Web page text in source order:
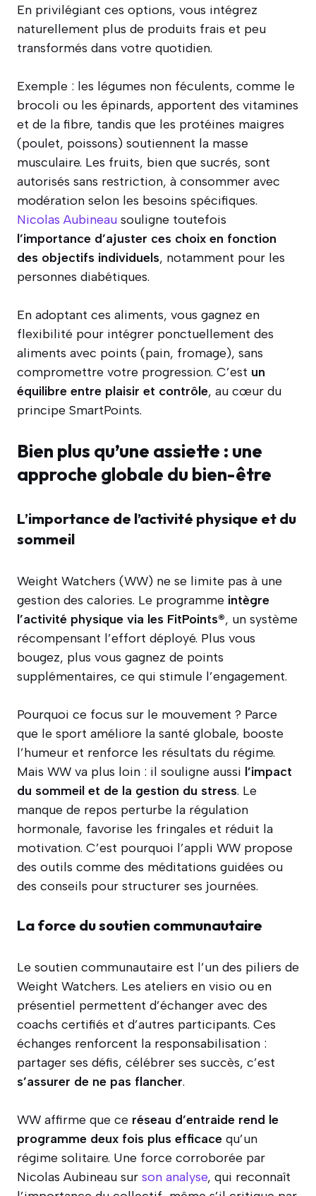
En privilégiant ces options, vous intégrez
naturellement plus de produits frais et peu
transformés dans votre quotidien.
Exemple : les légumes non féculents, comme le
brocoli ou les épinards, apportent des vitamines
et de la fibre, tandis que les protéines maigres
(poulet, poissons) soutiennent la masse
musculaire. Les fruits, bien que sucrés, sont
autorisés sans restriction, à consommer avec
modération selon les besoins spécifiques.
Nicolas Aubineau souligne toutefois
l’importance d’ajuster ces choix en fonction
des objectifs individuels, notamment pour les
personnes diabétiques.
En adoptant ces aliments, vous gagnez en
flexibilité pour intégrer ponctuellement des
aliments avec points (pain, fromage), sans
compromettre votre progression. C’est un
équilibre entre plaisir et contrôle, au cœur du
principe SmartPoints.
Bien plus qu’une assiette : une
approche globale du bien-être
L’importance de l’activité physique et du
sommeil
Weight Watchers (WW) ne se limite pas à une
gestion des calories. Le programme intègre
l’activité physique via les FitPoints®, un système
récompensant l’effort déployé. Plus vous
bougez, plus vous gagnez de points
supplémentaires, ce qui stimule l’engagement.
Pourquoi ce focus sur le mouvement ? Parce
que le sport améliore la santé globale, booste
l’humeur et renforce les résultats du régime.
Mais WW va plus loin : il souligne aussi l’impact
du sommeil et de la gestion du stress. Le
manque de repos perturbe la régulation
hormonale, favorise les fringales et réduit la
motivation. C’est pourquoi l’appli WW propose
des outils comme des méditations guidées ou
des conseils pour structurer ses journées.
La force du soutien communautaire
Le soutien communautaire est l’un des piliers de
Weight Watchers. Les ateliers en visio ou en
présentiel permettent d’échanger avec des
coachs certifiés et d’autres participants. Ces
échanges renforcent la responsabilisation :
partager ses défis, célébrer ses succès, c’est
s’assurer de ne pas flancher.
WW affirme que ce réseau d’entraide rend le
programme deux fois plus efficace qu’un
régime solitaire. Une force corroborée par
Nicolas Aubineau sur son analyse, qui reconnaît